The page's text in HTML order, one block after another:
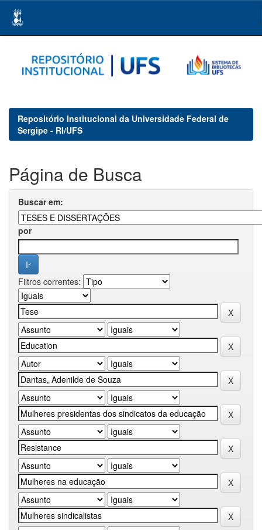
navigation
Repositório Institucional da Universidade Federal de
Sergipe - RI/UFS
Página de Busca
Buscar em:
por
Filtros correntes: